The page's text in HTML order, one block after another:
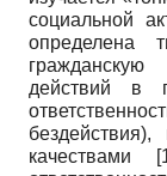
социальной
определена
действий в
качествами